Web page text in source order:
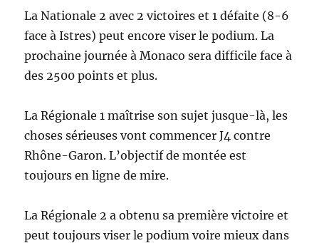
La Nationale 2 avec 2 victoires et 1 défaite (8-6
face à Istres) peut encore viser le podium. La
prochaine journée à Monaco sera difficile face à
des 2500 points et plus.
La Régionale 1 maîtrise son sujet jusque-là, les
choses sérieuses vont commencer J4 contre
Rhône-Garon. L’objectif de montée est
toujours en ligne de mire.
La Régionale 2 a obtenu sa première victoire et
peut toujours viser le podium voire mieux dans